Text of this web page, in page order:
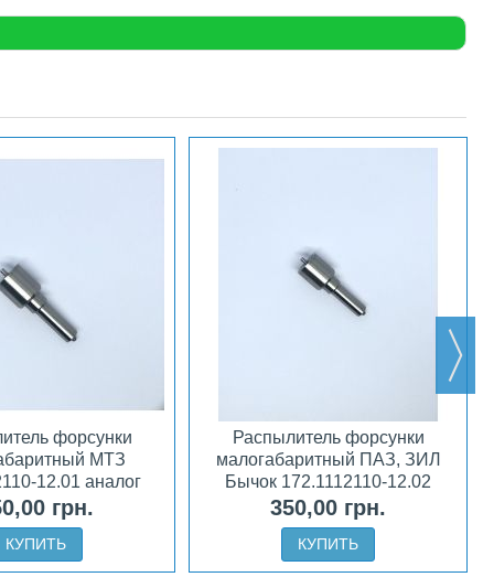
форсунки
МТЗ
12.01 аналог
АЗПИгрн.
КУПИТЬ
Распылитель форсунки
малогабаритный ПАЗ, ЗИЛ
Бычок 172.1112110-12.02
аналог АЗПИ
350,00 грн.
КУПИТЬ